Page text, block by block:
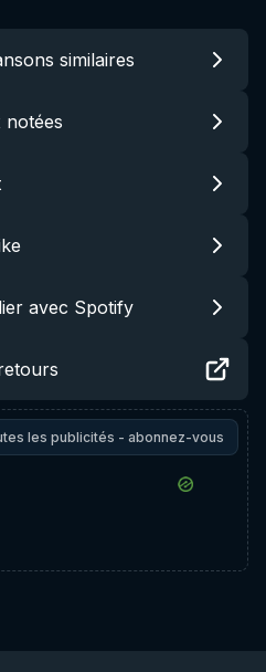
similaires
notées
avec Spotify
les publicités - abonnez-vous